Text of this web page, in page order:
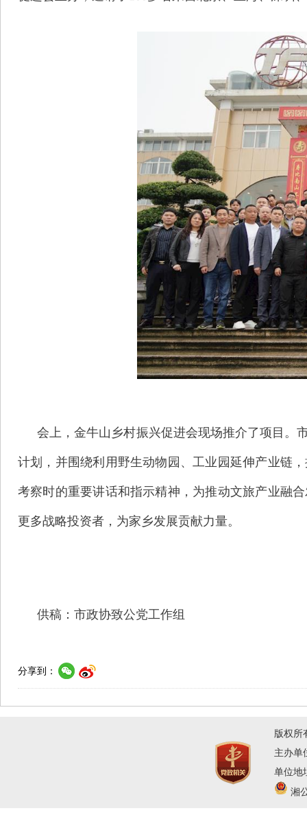
会上，金牛山乡村振兴促进会现场推介了项目。
计划，并围绕利用野生动物园、工业园延伸产业链
考察时的重要讲话和指示精神，为推动文旅产业融
更多战略投资者，为家乡发展贡献力量。
供稿：市政协致公党工作组
分享到：
版权所
主办单
单位地
湘